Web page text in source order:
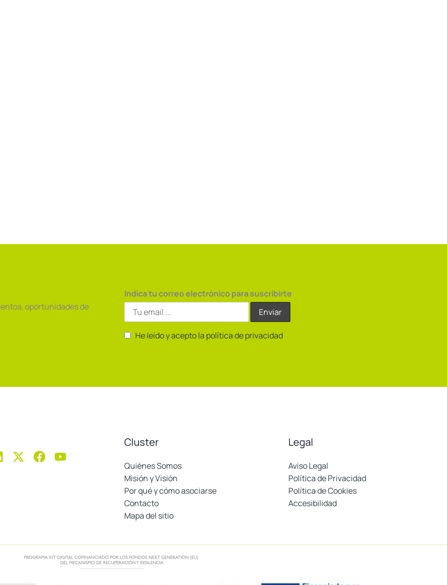
oportunidades de
Indica tu correo electrónico para suscribirte
He leído y acepto la política de privacidad
Cluster
Quiénes Somos
Misión y Visión
Por qué y cómo asociarse
Contacto
Mapa del sitio
Legal
Aviso Legal
Política de Privacidad
Política de Cookies
Accesibilidad